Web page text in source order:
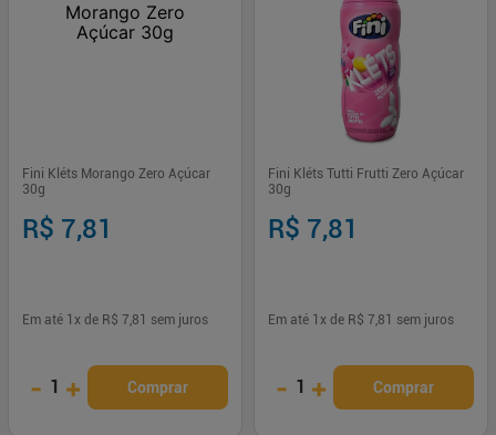
Fini Kléts Morango Zero Açúcar
30g
R$ 7,81
Em até 1 x de R$ 7,81 sem juros
- 1 + Comprar
Fini Kléts Tutti Frutti Zero Açúcar
30g
R$ 7,81
Em até 1 x de R$ 7,81 sem juros
- 1 + Comprar